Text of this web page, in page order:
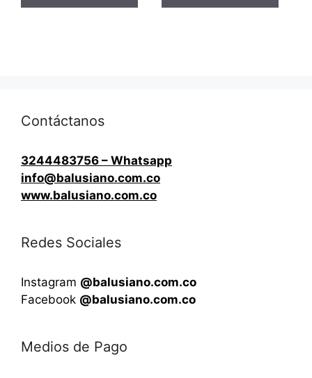
Contáctanos
3244483756 – Whatsapp
info@balusiano.com.co
www.balusiano.com.co
Redes Sociales
Instagram @balusiano.com.co
Facebook @balusiano.com.co
Medios de Pago